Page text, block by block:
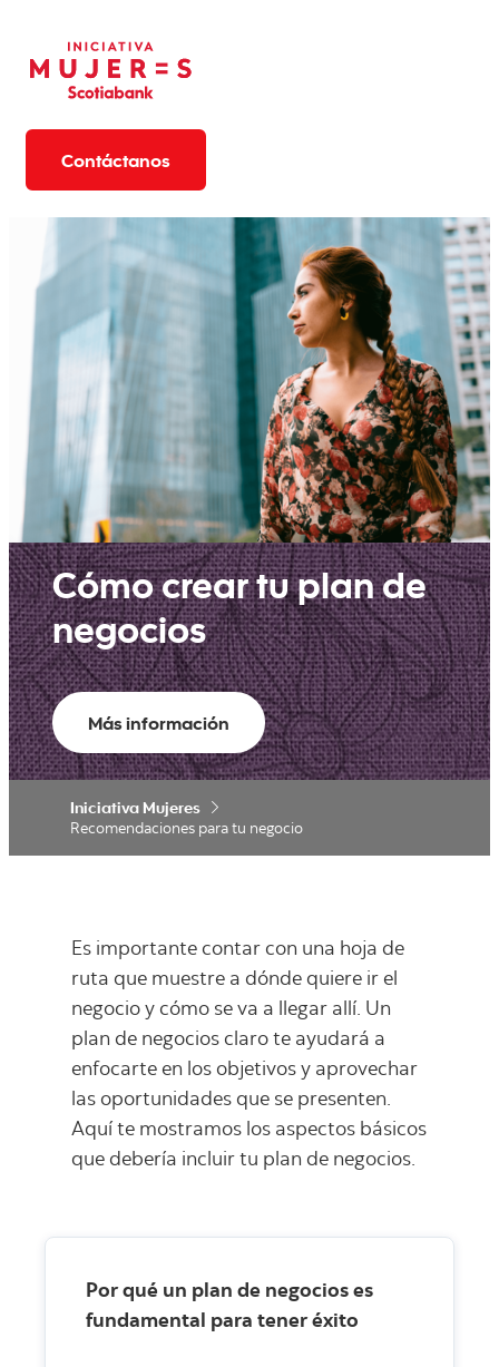
Contáctanos
Cómo crear tu plan de
negocios
Más información
Iniciativa Mujeres
Recomendaciones para tu negocio
Es importante contar con una hoja de
ruta que muestre a dónde quiere ir el
negocio y cómo se va a llegar allí. Un
plan de negocios claro te ayudará a
enfocarte en los objetivos y aprovechar
las oportunidades que se presenten.
Aquí te mostramos los aspectos básicos
que debería incluir tu plan de negocios.
Por qué un plan de negocios es
fundamental para tener éxito